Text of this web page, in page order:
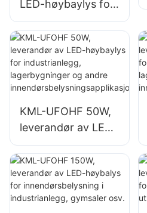
LED-høybaylys for
innendørsområder
som industrielle
fabrikkbygninger
og lagerbygninger.
KML-UFOHF 50W,
leverandør av LED-
høybaylys for
industrianlegg,
lagerbygninger og
andre